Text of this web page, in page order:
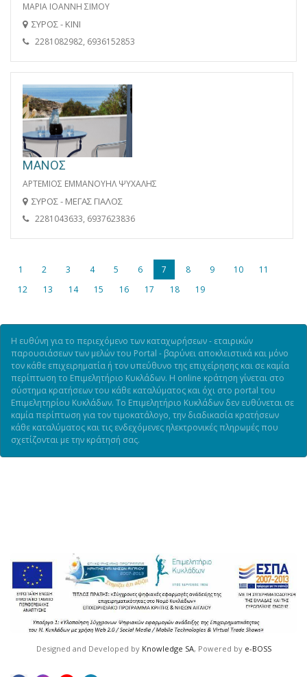
ΜΑΡΙΑ ΙΟΑΝΝΗ ΣΙΜΟΥ
ΣΥΡΟΣ - ΚΙΝΙ
2281082982, 6936152853
ΜΑΝΟΣ
ΑΡΤΕΜΙΟΣ ΕΜΜΑΝΟΥΗΛ ΨΥΧΑΛΗΣ
ΣΥΡΟΣ - ΜΕΓΑΣ ΓΙΑΛΟΣ
2281043633, 6937623836
1 2 3 4 5 6 7 8 9 10
11
12
13 14 15 16 17 18 19
Η ευθύνη για το περιεχόμενο των καταχωρήσεων - εταιρικών
παρουσιάσεων των μελών του Portal - βαρύνει αποκλειστικά και μόνο
τον κάθε επιχειρηματία ή τον υπεύθυνο της επιχείρησης και σε καμία
περίπτωση το Επιμελητήριο Κυκλάδων. Η online κράτηση γίνεται στο
σύστημα κρατήσεων του κάθε καταλύματος και όχι στο portal του
Επιμελητηρίου Κυκλάδων. Το Επιμελητήριο Κυκλάδων δεν ευθύνεται σε
καμία περίπτωση για τον τιμοκατάλογο, την διαδικασία κρατήσεων
κάθε καταλύματος και τις ενδεχόμενες ηλεκτρονικές πληρωμές που
σχετίζονται με την κράτησή σας.
Designed and Developed by Knowledge SA, Powered by e-BOSS